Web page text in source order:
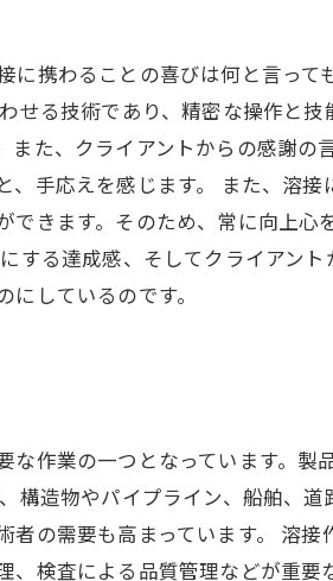
携わることの喜びは何と言って
せる技術であり、精密な操作と技
た、クライアントからの感謝の
手応えを感じます。 また、溶接
できます。そのため、常に向上心
する達成感、そしてクライアント
しているのです。
作業の一つとなっています。製
構造物やパイプライン、船舶、道
の需要も高まっています。 溶接
、検査による品質管理などが重要